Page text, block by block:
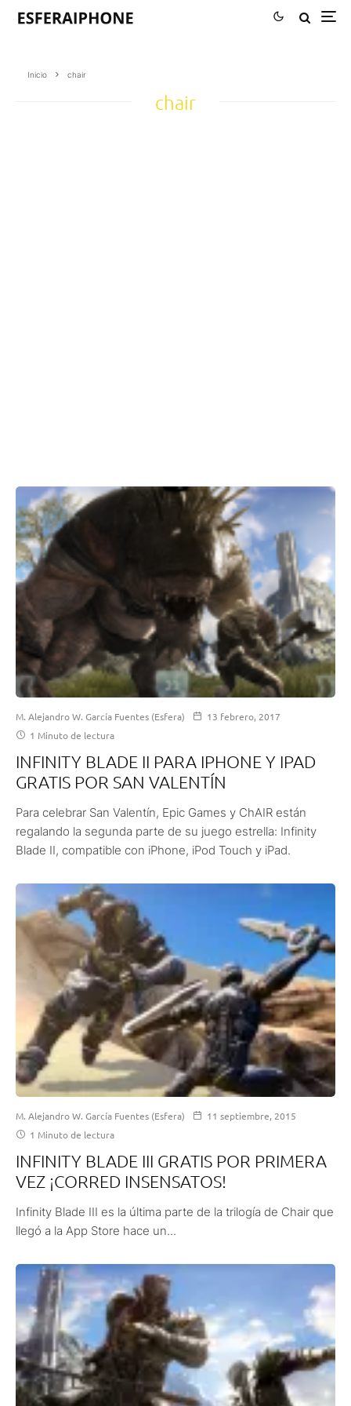
Inicio chair
chair
M. Alejandro W. García Fuentes (Esfera)
13 febrero, 2017
1 Minuto de lectura
INFINITY BLADE II PARA IPHONE Y IPAD
GRATIS POR SAN VALENTÍN
Para celebrar San Valentín, Epic Games y ChAIR están
regalando la segunda parte de su juego estrella: Infinity
Blade II, compatible con iPhone, iPod Touch y iPad.
M. Alejandro W. García Fuentes (Esfera)
11 septiembre, 2015
1 Minuto de lectura
INFINITY BLADE III GRATIS POR PRIMERA
VEZ ¡CORRED INSENSATOS!
Infinity Blade III es la última parte de la trilogía de Chair que
llegó a la App Store hace un...